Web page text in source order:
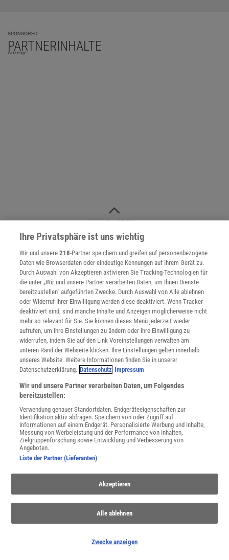
SPONSORED
PARTNERINHALTE
Anzeige
NACH OBEN
Für Sie im Spektrum-Shop und am Kiosk:
WEITERE NEUERSCHEINUNGEN SPEKTRUM SHOP
Spektrum.de-Newsletter abonnieren
JETZT ANMELDEN!
Sie können unsere Newsletter jederzeit wieder abbestellen. Infos zu unserem Umgang
mit Ihren personenbezogenen Daten finden Sie in unserer Datenschutzerklärung
Im Handel kaufen
Ihre Privatsphäre ist uns wichtig
Wir und unsere218-Partner speichern und greifen auf personenbezogene
Daten wie Browserdaten oder eindeutige Kennungen auf Ihrem Gerät zu.
Durch Auswahl von Akzeptieren aktivieren Sie Tracking-Technologien für
die unter „Wir und unsere Partner verarbeiten Daten, um Ihnen Dienste
bereitzustellen“ aufgeführten Zwecke. Durch Auswahl von Alle ablehnen
oder Widerruf Ihrer Einwilligung werden diese deaktiviert. Wenn Tracker
deaktiviert sind, sind manche Inhalte und Anzeigen möglicherweise nicht
mehr so relevant für Sie. Sie können dieses Menü jederzeit wieder
aufrufen, um Ihre Einstellungen zu ändern oder Ihre Einwilligung zu
widerrufen, indem Sie auf den Link Voreinstellungen verwalten am
unteren Rand der Webseite klicken. Ihre Einstellungen gelten innerhalb
unseres Website. Weitere Informationen finden Sie in unserer
Datenschutzerklärung. Datenschutz Impressum
Wir und unsere Partner verarbeiten Daten, um Folgendes
bereitzustellen:
Verwendung genauer Standortdaten. Endgeräteeigenschaften zur
Identifikation aktiv abfragen. Speichern von oder Zugriff auf
Informationen auf einem Endgerät. Personalisierte Werbung und Inhalte,
Messung von Werbeleistung und der Performance von Inhalten,
Zielgruppenforschung sowie Entwicklung und Verbesserung von
Angeboten.
Liste der Partner (Lieferanten)
Akzeptieren
Alle ablehnen
Zwecke anzeigen